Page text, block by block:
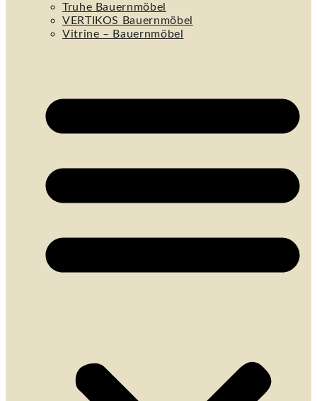
Truhe Bauernmöbel
VERTIKOS Bauernmöbel
Vitrine – Bauernmöbel